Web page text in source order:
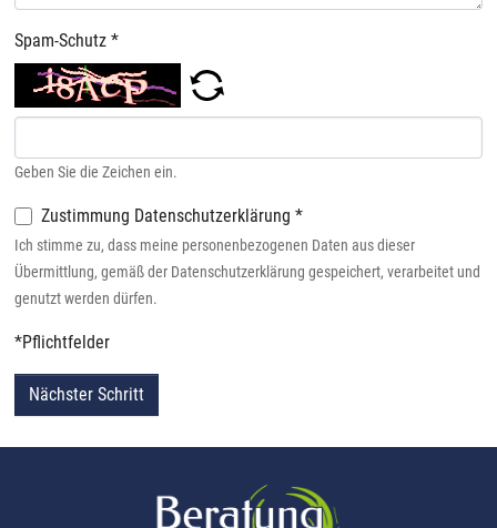
Spam-Schutz*
Geben Sie die Zeichen ein.
Zustimmung Datenschutzerklärung*
Ich stimme zu, dass meine personenbezogenen Daten aus dieser
Übermittlung, gemäß der Datenschutzerklärung gespeichert, verarbeitet und
genutzt werden dürfen.
*Pflichtfelder
Nächster Schritt